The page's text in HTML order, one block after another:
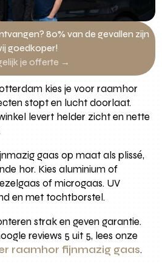
80% van de gevallen zijn
goedkoper!
je offerte →
kies je voor raamhor
stopt en lucht doorlaat.
levert helder zicht en nette
gaas op maat als plissé,
hor. Kies aluminium of
of microgaas. UV
en met tochtborstel.
strak en geven garantie.
reviews 5 uit 5, lees onze
raamhor fijnmazig gaas.